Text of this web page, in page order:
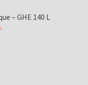
– GHE 140 L